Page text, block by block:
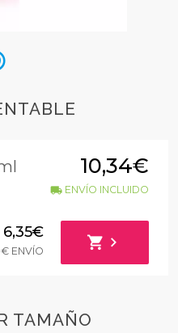
10,34€
local_shippingENVÍO INCLUIDO
6,35€
ENVÍO shopping_cart chevron_right
TAMAÑO